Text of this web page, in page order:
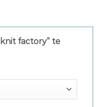
factory” te